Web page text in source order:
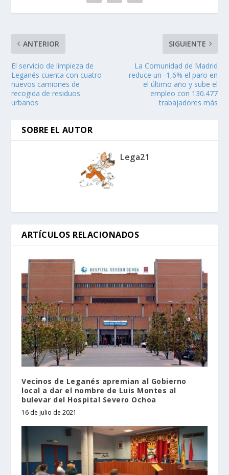
ANTERIOR
El servicio de limpieza de
Leganés cuenta con cuatro
nuevos camiones de
recogida de residuos
urbanos
SIGUIENTE
La Comunidad de Madrid
reduce un -1,6% el paro en
el último año y sube el
empleo con 130.477
trabajadores más
SOBRE EL AUTOR
Lega21
ARTÍCULOS RELACIONADOS
Vecinos de Leganés apremian al Gobierno
local a dar el nombre de Luis Montes al
bulevar del Hospital Severo Ochoa
16 de julio de 2021